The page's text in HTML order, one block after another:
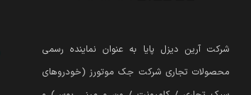
شرکت آرین دیزل پایا به عنوان نماینده رسمی
محصولات تجاری شرکت جک موتورز (خودروهای